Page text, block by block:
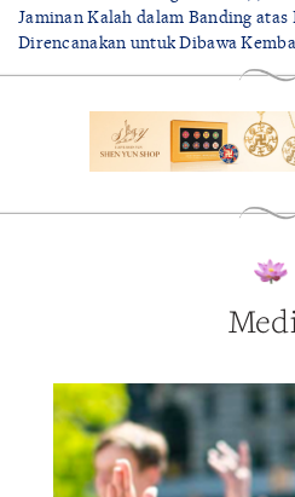
Jaminan Kalah dalam Banding atas
Direncanakan untuk Dibawa